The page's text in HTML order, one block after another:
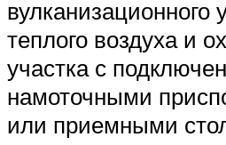
вулканизационного
теплого воздуха и
участка с
намоточными
или приемными